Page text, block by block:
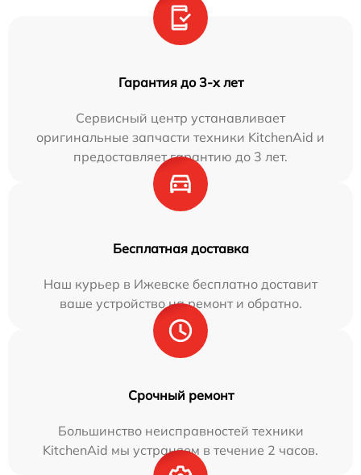
Гарантия до 3-х лет
Сервисный центр устанавливает
оригинальные запчасти техники KitchenAid и
предоставляет гарантию до 3 лет.
Бесплатная доставка
Наш курьер в Ижевске бесплатно доставит
ваше устройство на ремонт и обратно.
Срочный ремонт
Большинство неисправностей техники
KitchenAid мы устраняем в течение 2 часов.